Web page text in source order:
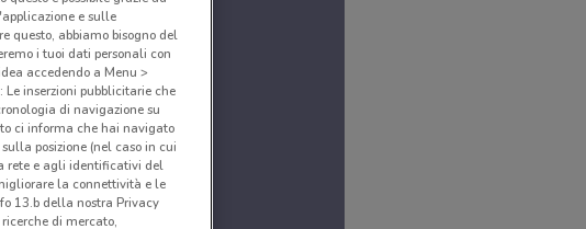
e sulle
questo, abbiamo bisogno del
i tuoi dati personali con
accedendo a Menu >
Le inserzioni pubblicitarie che
di navigazione su
ci informa che hai navigato
posizione (nel caso in cui
rete e agli identificativi del
la connettività e le
13.b della nostra Privacy
di mercato,